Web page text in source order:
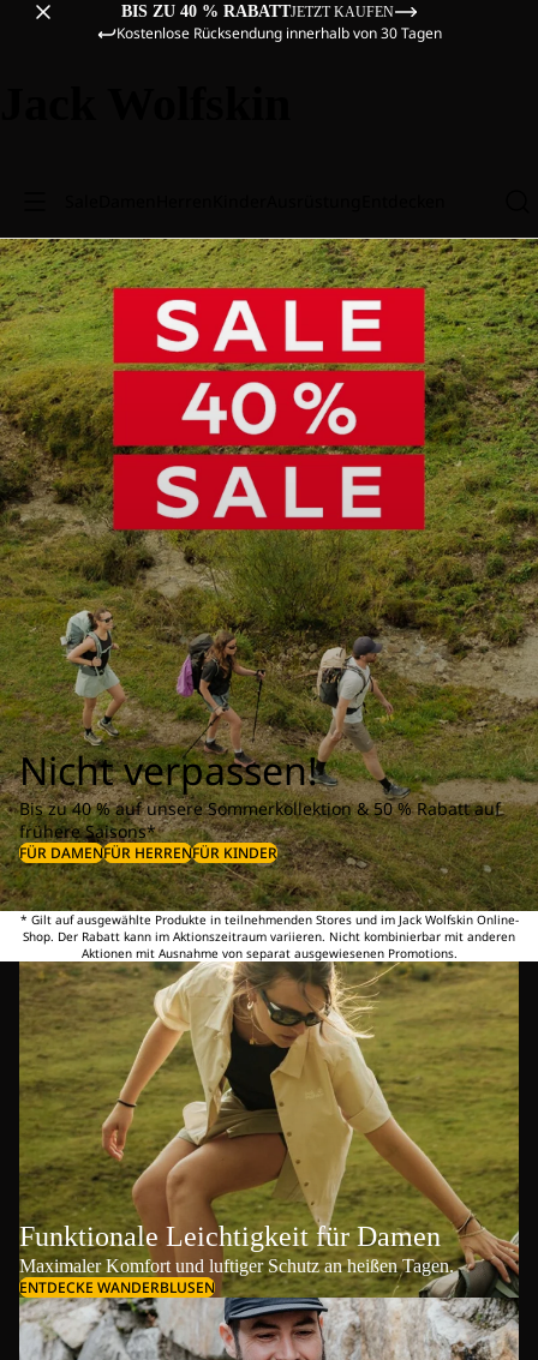
BIS ZU 40 % RABATTJETZT KAUFEN
Kostenlose Rücksendung innerhalb von 30 Tagen
Nicht verpassen!
Bis zu 40 % auf unsere Sommerkollektion & 50 % Rabatt auf
frühere Saisons*
FÜR DAMENFÜR HERRENFÜR KINDER
* Gilt auf ausgewählte Produkte in teilnehmenden Stores und im Jack Wolfskin Online-
Shop. Der Rabatt kann im Aktionszeitraum variieren. Nicht kombinierbar mit anderen
Aktionen mit Ausnahme von separat ausgewiesenen Promotions.
Funktionale Leichtigkeit für Damen
Maximaler Komfort und luftiger Schutz an heißen Tagen.
ENTDECKE WANDERBLUSEN